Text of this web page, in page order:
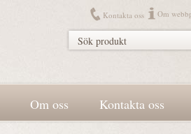
Om
Kontakta oss
Om oss Kontakta oss